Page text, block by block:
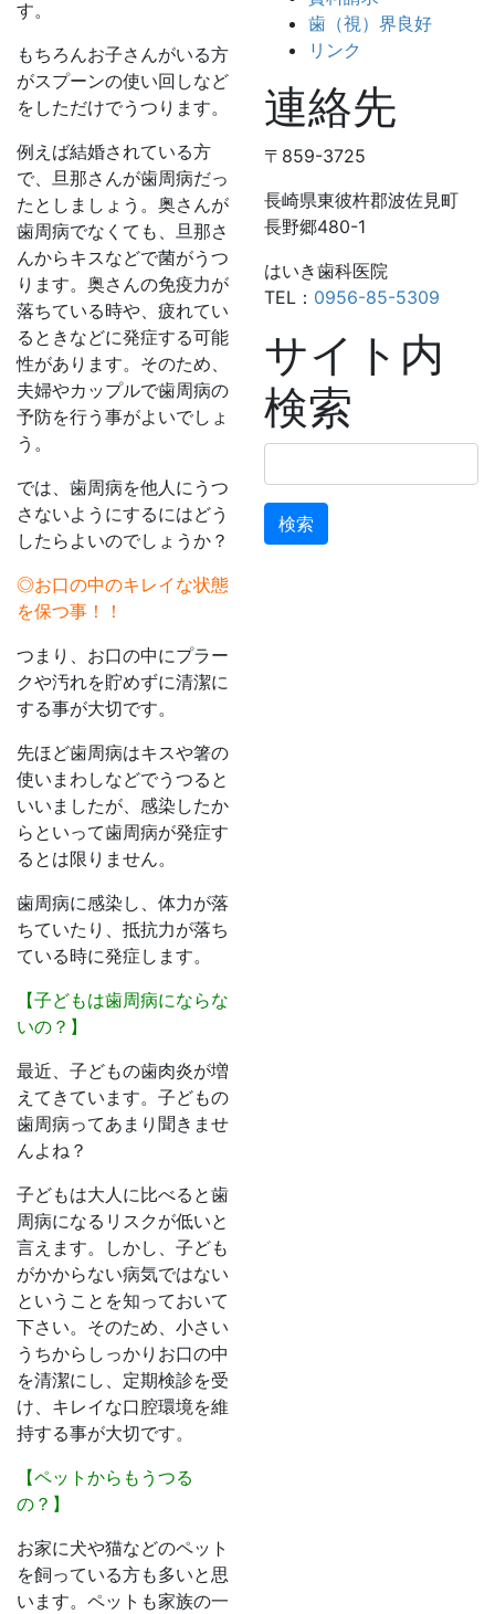
す。
もちろんお子さんがいる方
がスプーンの使い回しなど
をしただけでうつります。
例えば結婚されている方
で、旦那さんが歯周病だっ
たとしましょう。奥さんが
歯周病でなくても、旦那さ
んからキスなどで菌がうつ
ります。奥さんの免疫力が
落ちている時や、疲れてい
るときなどに発症する可能
性があります。そのため、
夫婦やカップルで歯周病の
予防を行う事がよいでしょ
う。
では、歯周病を他人にうつ
さないようにするにはどう
したらよいのでしょうか？
◎お口の中のキレイな状態
を保つ事！！
つまり、お口の中にプラー
クや汚れを貯めずに清潔に
する事が大切です。
先ほど歯周病はキスや箸の
使いまわしなどでうつると
いいましたが、感染したか
らといって歯周病が発症す
るとは限りません。
歯周病に感染し、体力が落
ちていたり、抵抗力が落ち
ている時に発症します。
【子どもは歯周病にならな
いの？】
最近、子どもの歯肉炎が増
えてきています。子どもの
歯周病ってあまり聞きませ
んよね？
子どもは大人に比べると歯
周病になるリスクが低いと
言えます。しかし、子ども
がかからない病気ではない
ということを知っておいて
下さい。そのため、小さい
うちからしっかりお口の中
を清潔にし、定期検診を受
け、キレイな口腔環境を維
持する事が大切です。
【ペットからもうつる
の？】
お家に犬や猫などのペット
を飼っている方も多いと思
います。ペットも家族の一
歯（視）界良好
リンク
連絡先
〒859-3725
長崎県東彼杵郡波佐見町
長野郷480-1
はいき歯科医院
TEL： 0956-85-5309
サイト内
検索
索: